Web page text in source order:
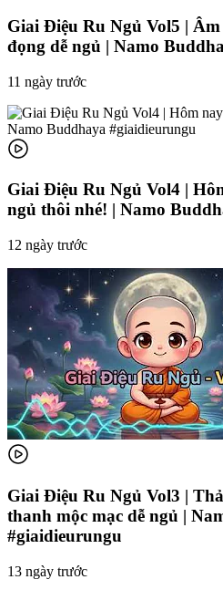
Giai Điệu Ru Ngủ Vol5 |
đọng dễ ngủ | Namo
11 ngày trước
Giai Điệu Ru Ngủ Vol4 |
ngủ thôi nhé! | Namo
12 ngày trước
Giai Điệu Ru Ngủ Vol3 |
thanh mộc mạc dễ ngủ |
#giaidieurungu
13 ngày trước